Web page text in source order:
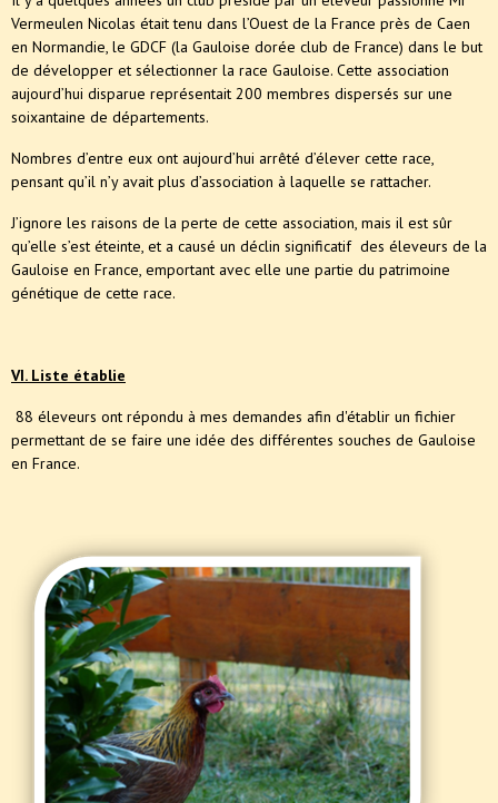
Vermeulen Nicolas était tenu dans l’Ouest de la France près de Caen
en Normandie, le GDCF (la Gauloise dorée club de France) dans le but
de développer et sélectionner la race Gauloise. Cette association
aujourd’hui disparue représentait 200 membres dispersés sur une
soixantaine de départements.
Nombres d’entre eux ont aujourd’hui arrêté d’élever cette race,
pensant qu’il n’y avait plus d’association à laquelle se rattacher.
J’ignore les raisons de la perte de cette association, mais il est sûr
qu’elle s’est éteinte, et a causé un déclin significatif des éleveurs de la
Gauloise en France, emportant avec elle une partie du patrimoine
génétique de cette race.
VI. Liste établie
88 éleveurs ont répondu à mes demandes afin d'établir un fichier
permettant de se faire une idée des différentes souches de Gauloise
en France.